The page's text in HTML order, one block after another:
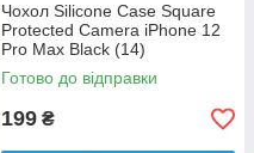
Чохол Silicone Case Square
Protected Camera iPhone 12
Pro Max Black (14)
Готово до відправки
199 ₴